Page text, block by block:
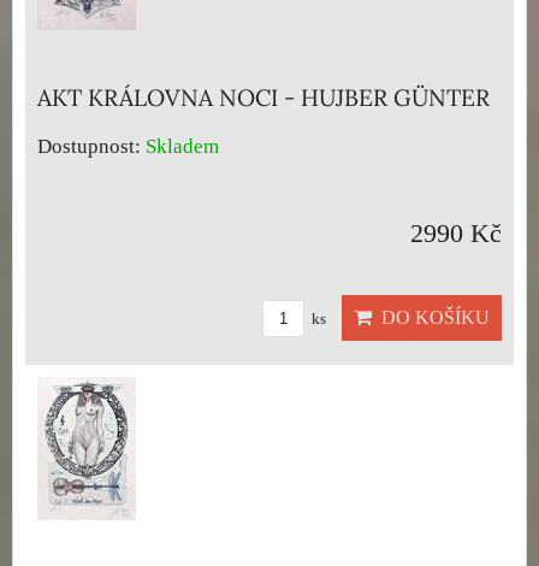
AKT KRÁLOVNA NOCI - HUJBER GÜNTER
Dostupnost: Skladem
2990 Kč
ks DO KOŠÍKU